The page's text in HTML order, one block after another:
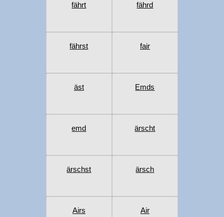
fährt fährd
fährst fair
äst Emds
emd ärscht
ärschst ärsch
Airs Air